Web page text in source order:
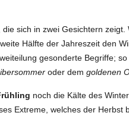
die sich in zwei Gesichtern
Hälfte der Jahreszeit den
gesonderte Begriffe;
oder demgoldenen
noch die Kälte des
Extreme, welches der Herbst